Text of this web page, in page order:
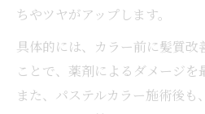
ちやツヤがアップします。
具体的には、カラー前に髪質改
ことで、薬剤によるダメージを
また、パステルカラー施術後